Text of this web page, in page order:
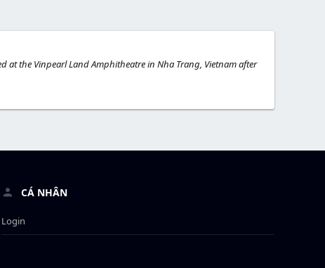
at the Vinpearl Land Amphitheatre in Nha Trang, Vietnam after
CÁ NHÂN
Login